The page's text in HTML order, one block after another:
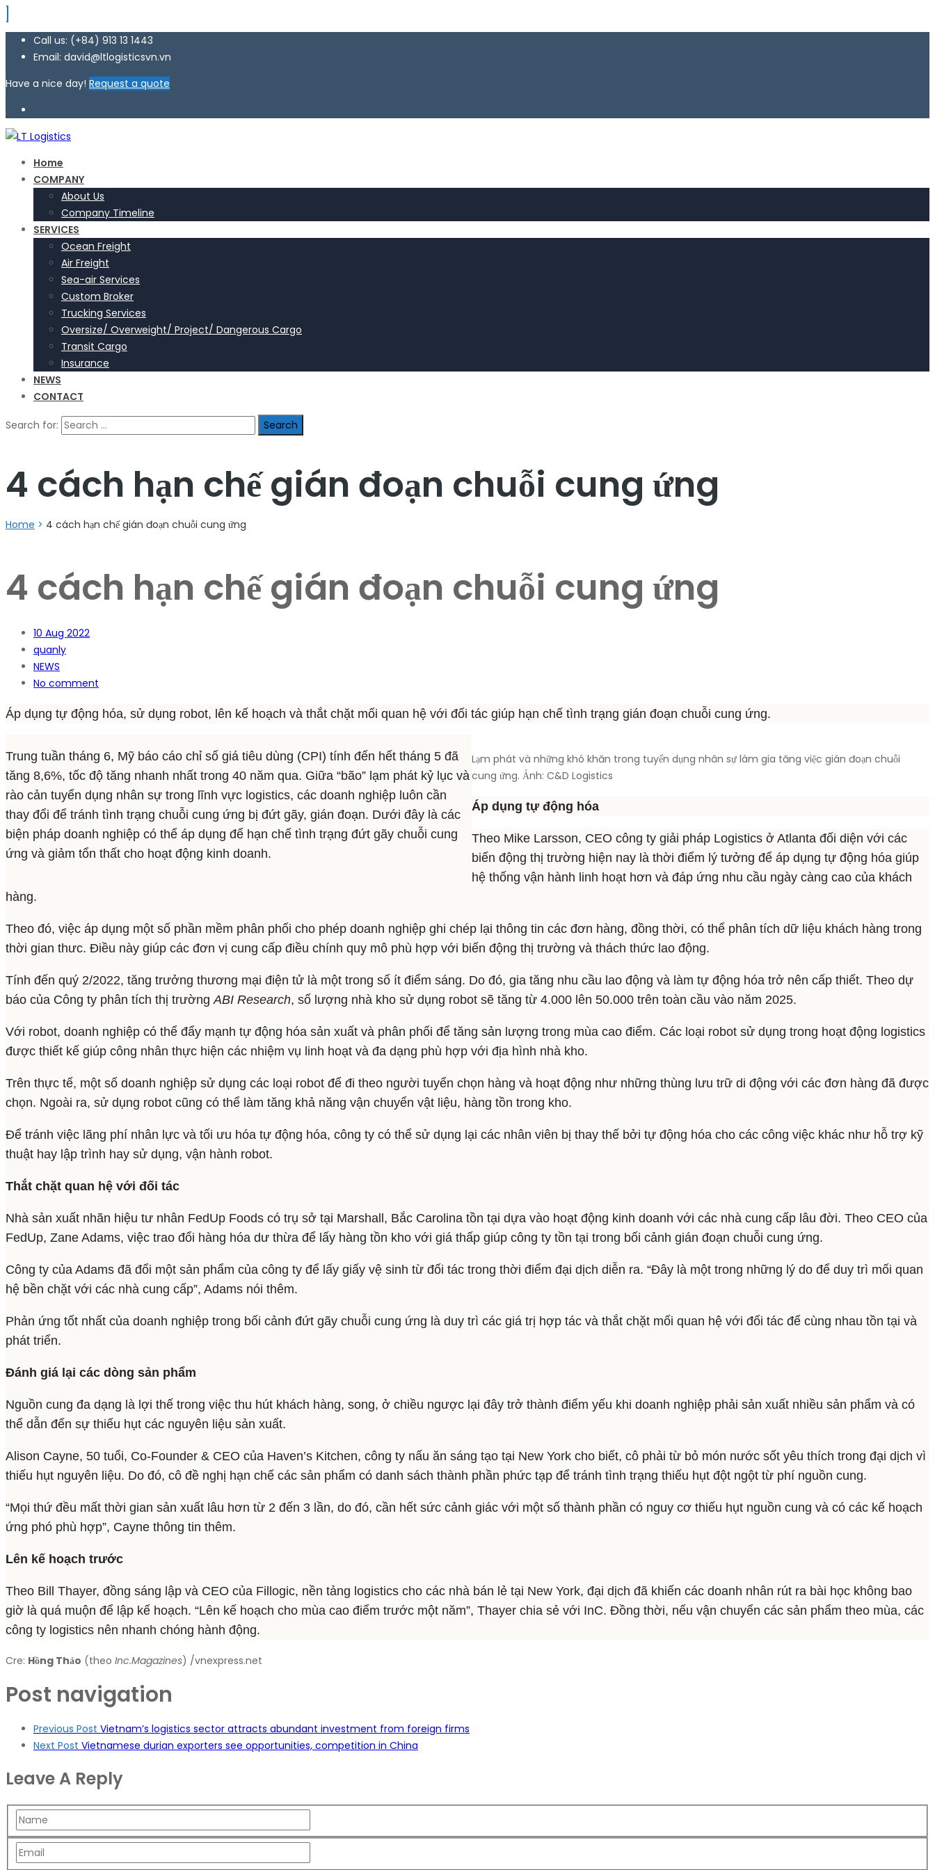
Call us: (+84) 913 13 1443
Email: david@ltlogisticsvn.vn
Have a nice day! Request a quote
Home
COMPANY
About Us
Company Timeline
SERVICES
Ocean Freight
Air Freight
Sea-air Services
Custom Broker
Trucking Services
Oversize/ Overweight/ Project/ Dangerous Cargo
Transit Cargo
Insurance
NEWS
CONTACT
Search for:
4 cách hạn chế gián đoạn chuỗi cung ứng
Home > 4 cách hạn chế gián đoạn chuỗi cung ứng
4 cách hạn chế gián đoạn chuỗi cung ứng
10 Aug 2022
quanly
NEWS
No comment
Áp dụng tự động hóa, sử dụng robot, lên kế hoạch và thắt chặt mối quan hệ với đối tác giúp hạn chế tình trạng gián đoạn chuỗi cung ứng.
Trung tuần tháng 6, Mỹ báo cáo chỉ số giá tiêu dùng (CPI) tính đến hết tháng 5 đã
tăng 8,6%, tốc độ tăng nhanh nhất trong 40 năm qua. Giữa “bão” lạm phát kỷ lục và
rào cản tuyển dụng nhân sự trong lĩnh vực logistics, các doanh nghiệp luôn cần
thay đổi để tránh tình trạng chuỗi cung ứng bị đứt gãy, gián đoạn. Dưới đây là các
biện pháp doanh nghiệp có thể áp dụng để hạn chế tình trạng đứt gãy chuỗi cung
ứng và giảm tổn thất cho hoạt động kinh doanh.
Lạm phát và những khó khăn trong tuyển dụng nhân sự làm gia tăng việc gián đoạn chuỗi
cung ứng. Ảnh: C&D Logistics
Áp dụng tự động hóa
Theo Mike Larsson, CEO công ty giải pháp Logistics ở Atlanta đối diện với các
biến động thị trường hiện nay là thời điểm lý tưởng để áp dụng tự động hóa giúp
hệ thống vận hành linh hoạt hơn và đáp ứng nhu cầu ngày càng cao của khách
hàng.
Theo đó, việc áp dụng một số phần mềm phân phối cho phép doanh nghiệp ghi chép lại thông tin các đơn hàng, đồng thời, có thể phân tích dữ liệu khách hàng trong
thời gian thưc. Điều này giúp các đơn vị cung cấp điều chính quy mô phù hợp với biến động thị trường và thách thức lao động.
Tính đến quý 2/2022, tăng trưởng thương mại điện tử là một trong số ít điểm sáng. Do đó, gia tăng nhu cầu lao động và làm tự động hóa trở nên cấp thiết. Theo dự
báo của Công ty phân tích thị trườngABI Research, số lượng nhà kho sử dụng robot sẽ tăng từ 4.000 lên 50.000 trên toàn cầu vào năm 2025.
Với robot, doanh nghiệp có thể đẩy mạnh tự động hóa sản xuất và phân phối để tăng sản lượng trong mùa cao điểm. Các loại robot sử dụng trong hoạt động logistics
được thiết kế giúp công nhân thực hiện các nhiệm vụ linh hoạt và đa dạng phù hợp với địa hình nhà kho.
Trên thực tế, một số doanh nghiệp sử dụng các loại robot để đi theo người tuyển chọn hàng và hoạt động như những thùng lưu trữ di động với các đơn hàng đã được
chọn. Ngoài ra, sử dụng robot cũng có thể làm tăng khả năng vận chuyển vật liệu, hàng tồn trong kho.
Để tránh việc lãng phí nhân lực và tối ưu hóa tự động hóa, công ty có thể sử dụng lại các nhân viên bị thay thế bởi tự động hóa cho các công việc khác như hỗ trợ kỹ
thuật hay lập trình hay sử dụng, vận hành robot.
Thắt chặt quan hệ với đối tác
Nhà sản xuất nhãn hiệu tư nhân FedUp Foods có trụ sở tại Marshall, Bắc Carolina tồn tại dựa vào hoạt động kinh doanh với các nhà cung cấp lâu đời. Theo CEO của
FedUp, Zane Adams, việc trao đổi hàng hóa dư thừa để lấy hàng tồn kho với giá thấp giúp công ty tồn tại trong bối cảnh gián đoạn chuỗi cung ứng.
Công ty của Adams đã đổi một sản phẩm của công ty để lấy giấy vệ sinh từ đối tác trong thời điểm đại dịch diễn ra. “Đây là một trong những lý do để duy trì mối quan
hệ bền chặt với các nhà cung cấp”, Adams nói thêm.
Phản ứng tốt nhất của doanh nghiệp trong bối cảnh đứt gãy chuỗi cung ứng là duy trì các giá trị hợp tác và thắt chặt mối quan hệ với đối tác để cùng nhau tồn tại và
phát triển.
Đánh giá lại các dòng sản phẩm
Nguồn cung đa dạng là lợi thế trong việc thu hút khách hàng, song, ở chiều ngược lại đây trở thành điểm yếu khi doanh nghiệp phải sản xuất nhiều sản phẩm và có
thể dẫn đến sự thiếu hụt các nguyên liệu sản xuất.
Alison Cayne, 50 tuổi, Co-Founder & CEO của Haven’s Kitchen, công ty nấu ăn sáng tạo tại New York cho biết, cô phải từ bỏ món nước sốt yêu thích trong đại dịch vì
thiếu hụt nguyên liệu. Do đó, cô đề nghị hạn chế các sản phẩm có danh sách thành phần phức tạp để tránh tình trạng thiếu hụt đột ngột từ phí nguồn cung.
“Mọi thứ đều mất thời gian sản xuất lâu hơn từ 2 đến 3 lần, do đó, cần hết sức cảnh giác với một số thành phần có nguy cơ thiếu hụt nguồn cung và có các kế hoạch
ứng phó phù hợp”, Cayne thông tin thêm.
Lên kế hoạch trước
Theo Bill Thayer, đồng sáng lập và CEO của Fillogic, nền tảng logistics cho các nhà bán lẻ tại New York, đại dịch đã khiến các doanh nhân rút ra bài học không bao
giờ là quá muộn để lập kế hoạch. “Lên kế hoạch cho mùa cao điểm trước một năm”, Thayer chia sẻ với InC. Đồng thời, nếu vận chuyển các sản phẩm theo mùa, các
công ty logistics nên nhanh chóng hành động.
Cre: Hồng Thảo (theo Inc.Magazines) /vnexpress.net
Post navigation
Previous Post Vietnam’s logistics sector attracts abundant investment from foreign firms
Next Post Vietnamese durian exporters see opportunities, competition in China
Leave A Reply